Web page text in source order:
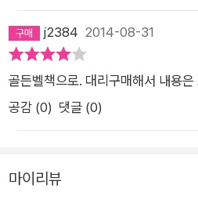
j2384 2014-08-31
골든벨책으로. 대리구매해서 내용
공감 (0) 댓글 (0)
마이리뷰